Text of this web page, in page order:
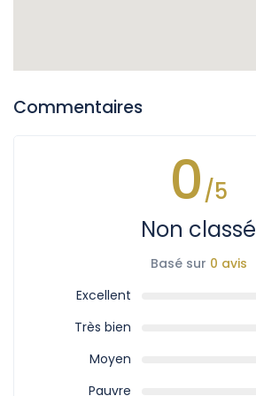
Commentaires
0/5
Non classé
Basé sur 0 avis
Excellent
Très bien
Moyen
Pauvre